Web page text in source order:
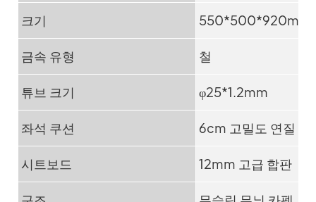
크기 550*500*920mm
금속 유형 철
튜브 크기 φ25*1.2mm
좌석 쿠션 6cm 고밀도 연질 폼
시트보드 12mm 고급 합판